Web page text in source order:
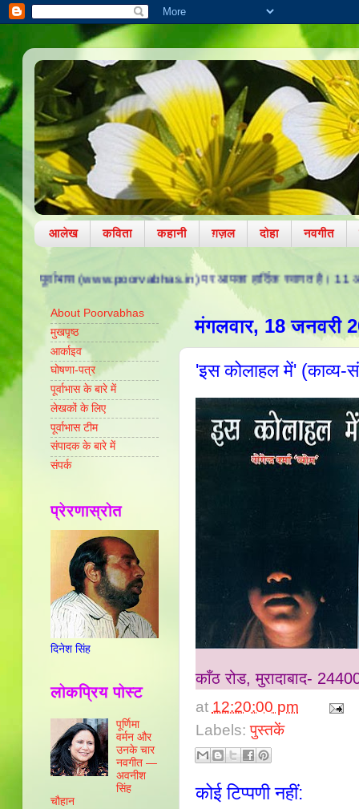
आलेख कविता कहानी ग़ज़ल दोहा नवगीत
(www.poorvabhas.in) पर आपका हार्दिक स्वागत है। 11 अक्टूबर 2010
मंगलवार, 18 जनवरी
'इस कोलाहल में' (काव्य-
काँठ रोड, मुरादाबाद-
at 12:20:00 pm
Labels:पुस्तकें
कोई टिप्पणी नहीं:
About Poorvabhas
मुखपृष्ठ
आर्काइव
घोषणा-पत्र
पूर्वाभास के बारे में
लेखकों के लिए
पूर्वाभास टीम
संपादक के बारे में
संपर्क
प्रेरणास्रोत
दिनेश सिंह
लोकप्रिय पोस्ट
पूर्णिमा
वर्मन और
उनके चार
नवगीत —
अवनीश
सिंह
चौहान